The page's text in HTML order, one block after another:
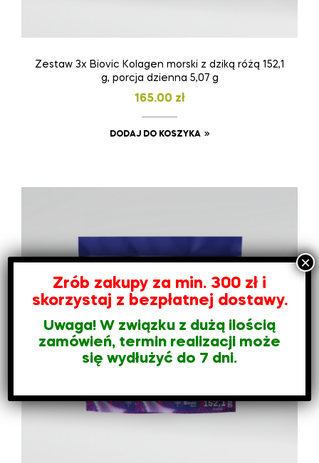
Zestaw 3x Biovic Kolagen morski z dziką różą 152,1
g, porcja dzienna 5,07 g
165.00 zł
DODAJ DO KOSZYKA
Zrób zakupy za min. 300 zł i
skorzystaj z bezpłatnej dostawy.
Uwaga! W związku z dużą ilością
zamówień, termin realizacji może
się wydłużyć do 7 dni.